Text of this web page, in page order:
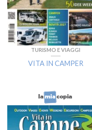
TURISMO E VIAGGI
VITA IN CAMPER